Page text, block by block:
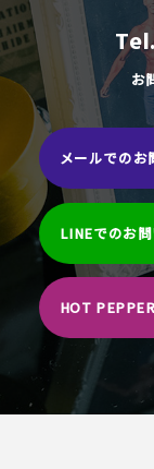
お
メールでのお
LINEでのお
HOT PEPPER